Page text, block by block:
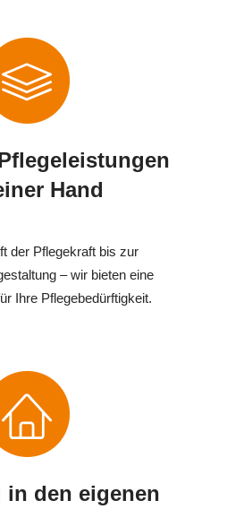
Hand
der Pflegekraft bis zur
– wir bieten eine
Ihre Pflegebedürftigkeit.
in den eigenen